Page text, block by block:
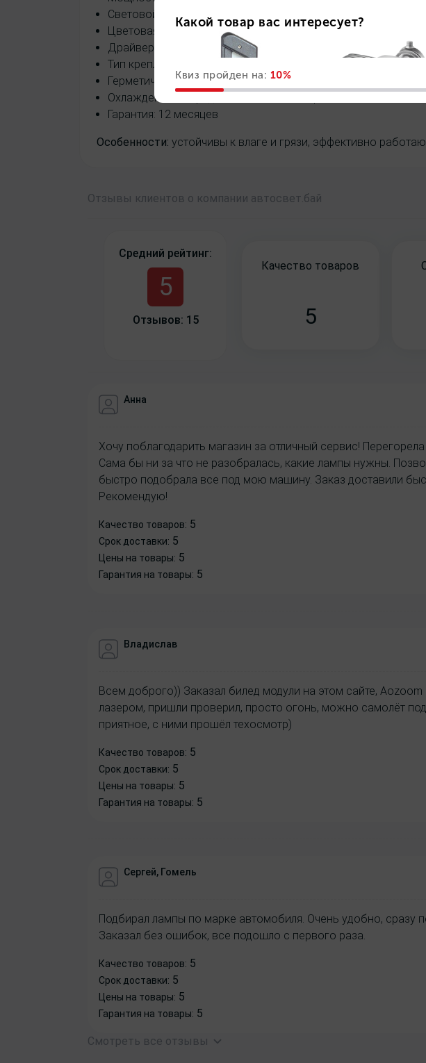
Световой поток: 2300 лм ±10%
Цветовая температура: 5500K
Драйвер: встроенный
Тип крепления: Valeo
Герметичность: IP67
Охлаждение: гибридное, без вентилятора
Гарантия: 12 месяцев
Особенности: устойчивы к влаге и грязи, эффективно
Отзывы клиентов о компании автосвет.бай
Средний рейтинг:
5
Отзывов: 15
Качество товаров
5
Анна
Хочу поблагодарить магазин за отличный сервис!
Сама бы ни за что не разобралась, какие лампы нужны.
быстро подобрала все под мою машину. Заказ доставили
Рекомендую!
Качество товаров: 5
Срок доставки: 5
Цены на товары: 5
Гарантия на товары: 5
Владислав
Всем доброго)) Заказал билед модули на этом сайте, Aozoom
лазером, пришли проверил, просто огонь, можно самолёт
приятное, с ними прошёл техосмотр)
Качество товаров: 5
Срок доставки: 5
Цены на товары: 5
Гарантия на товары: 5
Сергей, Гомель
Подбирал лампы по марке автомобиля. Очень удобно, сразу
Заказал без ошибок, все подошло с первого раза.
Качество товаров: 5
Срок доставки: 5
Цены на товары: 5
Гарантия на товары: 5
Смотреть все отзывы